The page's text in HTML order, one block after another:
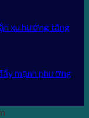
xu hướng tăng
mạnh phương